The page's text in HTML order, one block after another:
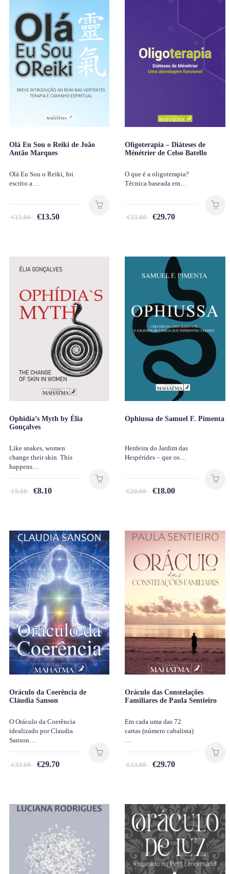
Olá Eu Sou o Reiki de João
Antão Marques
Olá Eu Sou o Reiki, foi
escrito a…
€15.00 €13.50
Oligoterapia – Diáteses de
Ménétrier de Celso Batello
O que é a oligoterapia?
Técnica baseada em…
€33.00 €29.70
Ophidia’s Myth by Élia
Gonçalves
Like snakes, women
change their skin. This
happens…
€9.00 €8.10
Ophiussa de Samuel F. Pimenta
Herdeira do Jardim das
Hespérides – que os…
€20.00 €18.00
Oráculo da Coerência de
Cláudia Sanson
O Oráculo da Coerência
idealizado por Claudia
Sanson…
€33.00 €29.70
Oráculo das Constelações
Familiares de Paula Sentieiro
Em cada uma das 72
cartas (número cabalista)
…
€33.00 €29.70